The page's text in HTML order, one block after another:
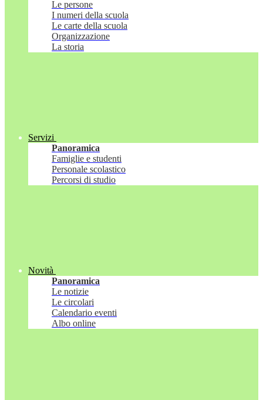
Le persone
I numeri della scuola
Le carte della scuola
Organizzazione
La storia
Servizi
Panoramica
Famiglie e studenti
Personale scolastico
Percorsi di studio
Novità
Panoramica
Le notizie
Le circolari
Calendario eventi
Albo online